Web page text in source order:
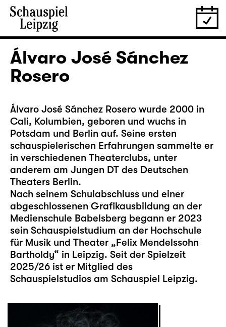
Álvaro José Sánchez
Rosero
Álvaro José Sánchez Rosero wurde 2000 in
Cali, Kolumbien, geboren und wuchs in
Potsdam und Berlin auf. Seine ersten
schauspielerischen Erfahrungen sammelte er
in verschiedenen Theaterclubs, unter
anderem am Jungen DT des Deutschen
Theaters Berlin.
Nach seinem Schulabschluss und einer
abgeschlossenen Grafikausbildung an der
Medienschule Babelsberg begann er 2023
sein Schauspielstudium an der Hochschule
für Musik und Theater „Felix Mendelssohn
Bartholdy“ in Leipzig. Seit der Spielzeit
2025/26 ist er Mitglied des
Schauspielstudios am Schauspiel Leipzig.